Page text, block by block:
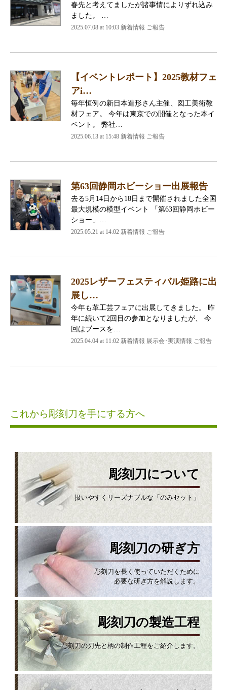
春先と考えてましたが諸事情によりずれ込み
ました。 …
2025.07.08 at 10:03 新着情報 ご報告
【イベントレポート】2025教材フェ
アi…
毎年恒例の新日本造形さん主催、図工美術教
材フェア。 今年は東京での開催となった本イ
ベント。 弊社…
2025.06.13 at 15:48 新着情報 ご報告
第63回静岡ホビーショー出展報告
去る5月14日から18日まで開催されました全国
最大規模の模型イベント 「第63回静岡ホビー
ショー」…
2025.05.21 at 14:02 新着情報 ご報告
2025レザーフェスティバル姫路に出
展し…
今年も革工芸フェアに出展してきました。 昨
年に続いて2回目の参加となりましたが、 今
回はブースを…
2025.04.04 at 11:02 新着情報 展示会･実演情報 ご報告
これから彫刻刀を手にする方へ
彫刻刀について
扱いやすくリーズナブルな「のみセット」
彫刻刀の研ぎ方
彫刻刀を長く使っていただくために
必要な研ぎ方を解説します。
彫刻刀の製造工程
彫刻刀の刃先と柄の制作工程をご紹介します。